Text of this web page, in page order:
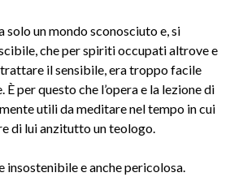
solo un mondo sconosciuto e, si
che per spiriti occupati altrove e
il sensibile, era troppo facile
per questo che l’opera e la lezione di
utili da meditare nel tempo in cui
di lui anzitutto un teologo.
insostenibile e anche pericolosa.